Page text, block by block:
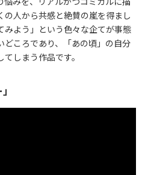
人から共感と絶賛の嵐を得まし
みよう」という色々な企てが事態
ころであり、「あの頃」の自分
しまう作品です。